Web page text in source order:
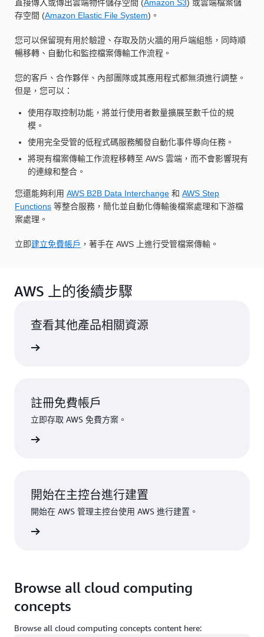
直接傳入或傳出雲端物件儲存空間 (Amazon S3) 或雲端檔案儲
存空間 (Amazon Elastic File System)。
您可以保留現有用於驗證、存取及防火牆的用戶端組態，同時順
暢移轉、自動化和監控檔案傳輸工作流程。
您的客戶、合作夥伴、內部團隊或其應用程式都無須進行調整。
但是，您可以：
使用存取控制功能，將並行使用者數量擴展至數千位的規
模。
使用完全受管的低程式碼服務觸發自動化事件導向任務。
將現有檔案傳輸工作流程移轉至 AWS 雲端，而不會影響現有
的連線和整合。
您還能夠利用 AWS B2B Data Interchange 和 AWS Step
Functions 等整合服務，簡化並自動化傳輸後檔案處理和下游檔
案處理。
立即建立免費帳戶 ，著手在 AWS 上進行受管檔案傳輸。
AWS 上的後續步驟
查看其他產品相關資源
註冊免費帳戶
立即存取 AWS 免費方案。
開始在主控台進行建置
開始在 AWS 管理主控台使用 AWS 進行建置。
Browse all cloud computing
concepts
Browse all cloud computing concepts content here: